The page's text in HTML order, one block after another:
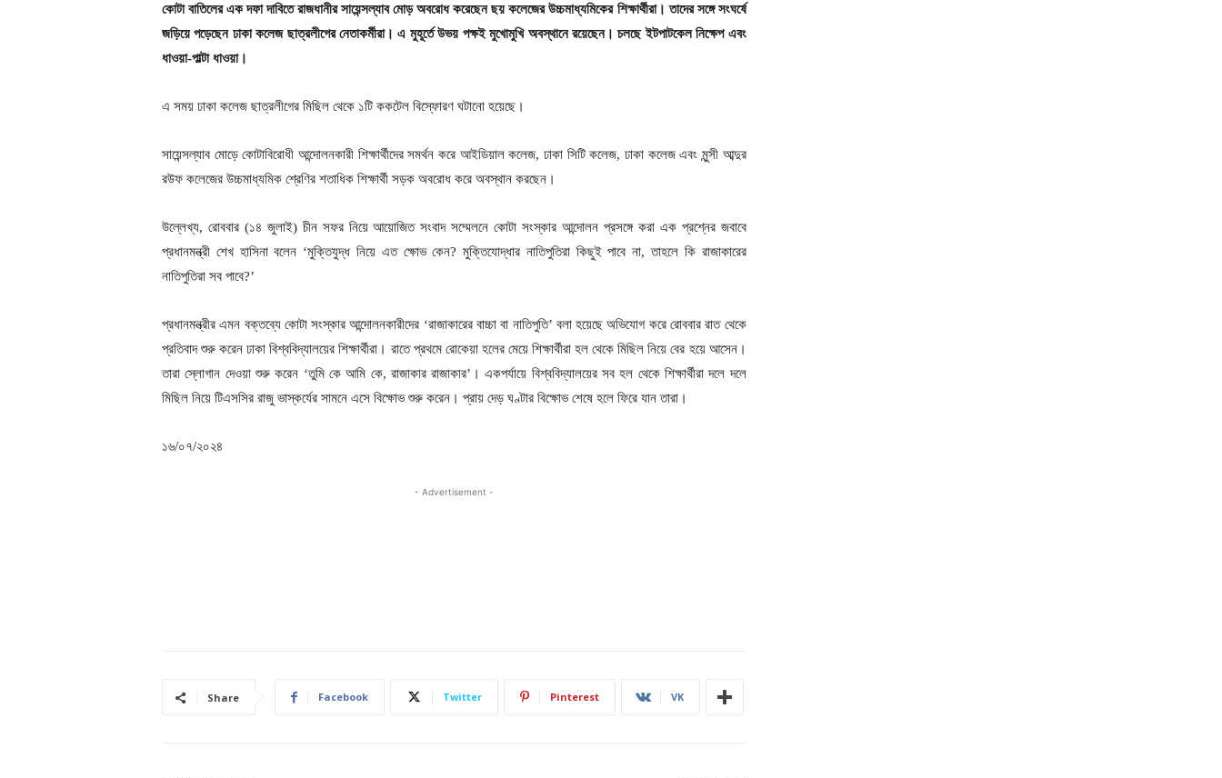
কোটা বাতিলের এক দফা দাবিতে রাজধানীর সায়েন্সল্যাব মোড় অবরোধ করেছেন ছয় কলেজের উচ্চমাধ্যমিকের শিক্ষার্থীরা। তাদের সঙ্গে সংঘর্ষে
জড়িয়ে পড়েছেন ঢাকা কলেজ ছাত্রলীগের নেতাকর্মীরা। এ মুহূর্তে উভয় পক্ষই মুখোমুখি অবস্থানে রয়েছেন। চলছে ইটপাটকেল নিক্ষেপ এবং
ধাওয়া-পাল্টা ধাওয়া।
এ সময় ঢাকা কলেজ ছাত্রলীগের মিছিল থেকে ১টি ককটেল বিস্ফোরণ ঘটানো হয়েছে।
সায়েন্সল্যাব মোড়ে কোটাবিরোধী আন্দোলনকারী শিক্ষার্থীদের সমর্থন করে আইডিয়াল কলেজ, ঢাকা সিটি কলেজ, ঢাকা কলেজ এবং মুন্সী আব্দুর
রউফ কলেজের উচ্চমাধ্যমিক শ্রেণির শতাধিক শিক্ষার্থী সড়ক অবরোধ করে অবস্থান করছেন।
উল্লেখ্য, রোববার (১৪ জুলাই) চীন সফর নিয়ে আয়োজিত সংবাদ সম্মেলনে কোটা সংস্কার আন্দোলন প্রসঙ্গে করা এক প্রশ্নের জবাবে
প্রধানমন্ত্রী শেখ হাসিনা বলেন ‘মুক্তিযুদ্ধ নিয়ে এত ক্ষোভ কেন? মুক্তিযোদ্ধার নাতিপুতিরা কিছুই পাবে না, তাহলে কি রাজাকারের
নাতিপুতিরা সব পাবে?’
প্রধানমন্ত্রীর এমন বক্তব্যে কোটা সংস্কার আন্দোলনকারীদের ‘রাজাকারের বাচ্চা বা নাতিপুতি’ বলা হয়েছে অভিযোগ করে রোববার রাত থেকে
প্রতিবাদ শুরু করেন ঢাকা বিশ্ববিদ্যালয়ের শিক্ষার্থীরা। রাতে প্রথমে রোকেয়া হলের মেয়ে শিক্ষার্থীরা হল থেকে মিছিল নিয়ে বের হয়ে আসেন।
তারা স্লোগান দেওয়া শুরু করেন ‘তুমি কে আমি কে, রাজাকার রাজাকার’। একপর্যায়ে বিশ্ববিদ্যালয়ের সব হল থেকে শিক্ষার্থীরা দলে দলে
মিছিল নিয়ে টিএসসির রাজু ভাস্কর্যের সামনে এসে বিক্ষোভ শুরু করেন। প্রায় দেড় ঘণ্টার বিক্ষোভ শেষে হলে ফিরে যান তারা।
১৬/০৭/২০২৪
- Advertisement -
Share Facebook Twitter Pinterest VK